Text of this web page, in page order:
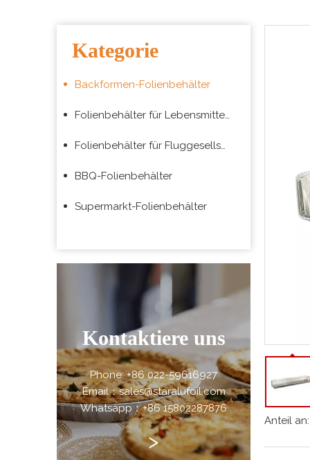
Kategorie
Backformen-Folienbehälter
Folienbehälter für Lebensmittelverpackungen zum Mitnehmen
Folienbehälter für Fluggesellschaften
BBQ-Folienbehälter
Supermarkt-Folienbehälter
Kontaktiere uns
Phone: +86 022-59616927
Email：sales@staralufoil.com
Whatsapp：+86 15802287876
>
Anteil an: